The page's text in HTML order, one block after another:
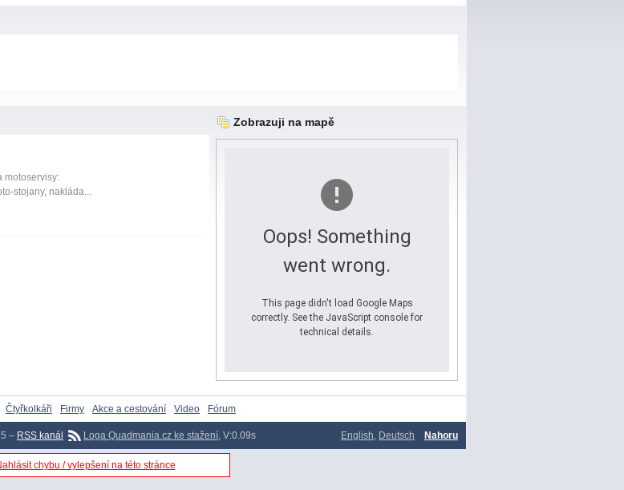
Zobrazuji na mapě
motoservisy:
stojany, nakláda...
Oops! Something
went wrong.
This page didn't load Google Maps
correctly. See the JavaScript console for
technical details.
Čtyřkolkáři Firmy Akce a cestování Video Fórum
English, Deutsch Nahoru
– RSS kanál Loga Quadmania.cz ke stažení, V:0.09s
chybu / vylepšení na této stránce